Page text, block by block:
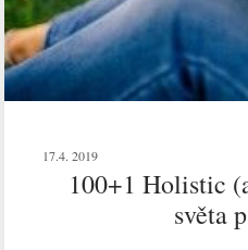
17.4. 2019
100+1 Holistic
světa